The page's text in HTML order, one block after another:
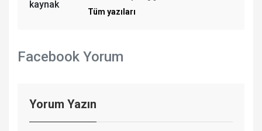
Tüm yazıları
Facebook Yorum
Yorum Yazın